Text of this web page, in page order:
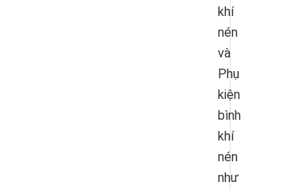
khí
nén
và
Phụ
kiện
bình
khí
nén
như